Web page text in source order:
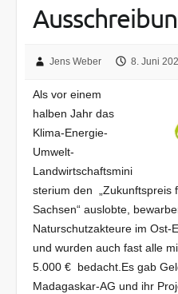
Jens Weber 8. Juni
Als vor einem
halben Jahr das
Klima-Energie-
Umwelt-
Landwirtschaftsmini
sterium den „Zukunftspreis
Sachsen“ auslobte,
Naturschutzakteure im Ost-
und wurden auch fast alle
5.000 € bedacht.Es gab
Madagaskar-AG und ihr